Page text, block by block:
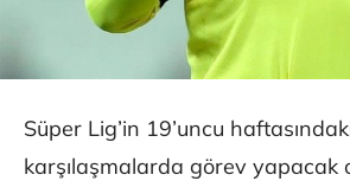
Süper Lig’in 19’uncu
karşılaşmalarda görev yapacak